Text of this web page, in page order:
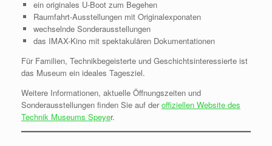
ein originales U-Boot zum Begehen
Raumfahrt-Ausstellungen mit Originalexponaten
wechselnde Sonderausstellungen
das IMAX-Kino mit spektakulären Dokumentationen
Für Familien, Technikbegeisterte und Geschichtsinteressierte ist
das Museum ein ideales Tagesziel.
Weitere Informationen, aktuelle Öffnungszeiten und
Sonderausstellungen finden Sie auf deroffiziellen Website des
Technik Museums Speyer.